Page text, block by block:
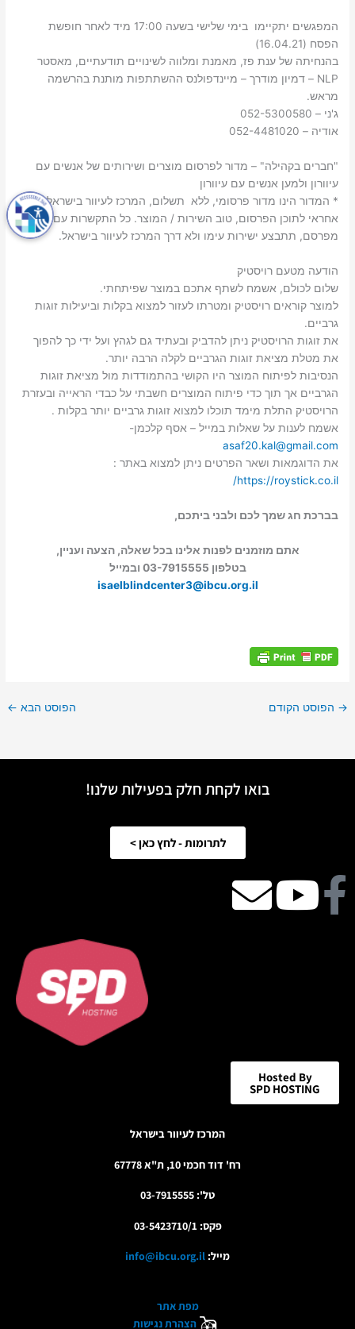
המפגשים יתקיימו בימי שלישי בשעה 17:00 מיד לאחר חופשת
הפסח (16.04.21)
בהנחיתה של ענת פז, מאמנת ומלווה לשינויים תודעתיים, מאסטר
NLP – דמיון מודרך – מיינדפולנס ההשתתפות מותנת בהרשמה
מראש.
ג'ני – 052-5300580
אודיה – 052-4481020
"חברים בקהילה" – מדור לפרסום מוצרים ושירותים של אנשים עם
עיוורון ולמען אנשים עם עיוורון
* המדור הינו מדור פרסומי, ללא תשלום, המרכז לעיוור בישראל אינו
אחראי לתוכן הפרסום, טוב השירות / המוצר. כל התקשרות עם
מפרסם, תתבצע ישירות עימו ולא דרך המרכז לעיוור בישראל.
הודעה מטעם רויסטיק
שלום לכולם, אשמח לשתף אתכם במוצר שפיתחתי.
למוצר קוראים רויסטיק ומטרתו לעזור למצוא בקלות וביעילות זוגות
גרביים.
את זוגות הרויסטיק ניתן להדביק ובעתיד גם לגהץ ועל ידי כך להפוך
את מטלת מציאת זוגות הגרביים לקלה הרבה יותר.
הנסיבות לפיתוח המוצר היו הקושי בהתמודדות מול מציאת זוגות
הגרביים אך תוך כדי פיתוח המוצרים חשבתי על כבדי הראייה ובעזרת
הרויסטיק התלת מימד תוכלו למצוא זוגות גרביים יותר בקלות .
אשמח לענות על שאלות במייל – אסף קלכמן-
asaf20.kal@gmail.com
את הדוגמאות ושאר הפרטים ניתן למצוא באתר :
https://roystick.co.il/
בברכת חג שמך לכם ולבני ביתכם,
אתם מוזמנים לפנות אלינו בכל שאלה, הצעה ועניין,
בטלפון 03-7915555 ובמייל
isaelblindcenter3@ibcu.org.il
→ הפוסט הקודם הפוסט הבא ←
בואו לקחת חלק בפעילות שלנו!
לתרומות - לחץ כאן >
Facebook
Youtube
email
Hosted By
SPD HOSTING
המרכז לעיוור בישראל
רח' דוד חכמי 10, ת"א 67778
טל': 03-7915555
פקס: 03-5423710/1
מייל: info@ibcu.org.il
מפת אתר
הצהרת נגישות